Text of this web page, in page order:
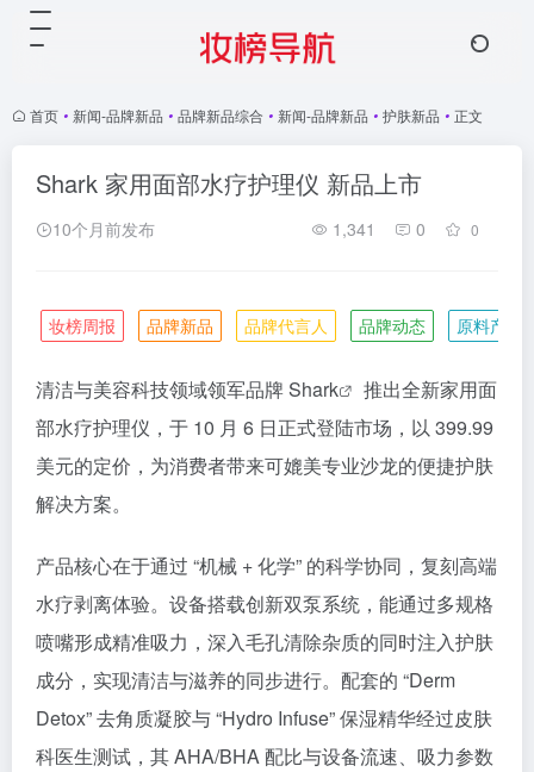
首页 • 新闻-品牌新品 • 品牌新品综合 • 新闻-品牌新品 • 护肤新品 • 正文
Shark 家用面部水疗护理仪 新品上市
10个月前发布 1,341 0 0
妆榜周报 品牌新品 品牌代言人 品牌动态 原料产业
清洁与美容科技领域领军品牌Shark
推出全新家用面
部水疗护理仪，于 10 月 6 日正式登陆市场，以 399.99
美元的定价，为消费者带来可媲美专业沙龙的便捷护肤
解决方案。
产品核心在于通过 “机械 + 化学” 的科学协同，复刻高端
水疗剥离体验。设备搭载创新双泵系统，能通过多规格
喷嘴形成精准吸力，深入毛孔清除杂质的同时注入护肤
成分，实现清洁与滋养的同步进行。配套的 “Derm
Detox” 去角质凝胶与 “Hydro Infuse” 保湿精华经过皮肤
科医生测试，其 AHA/BHA 配比与设备流速、吸力参数